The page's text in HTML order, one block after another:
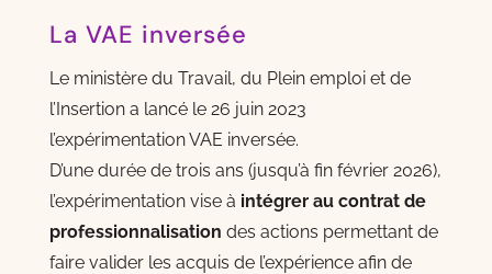
La VAE inversée
Le ministère du Travail, du Plein emploi et de
l’Insertion a lancé le 26 juin 2023
l’expérimentation VAE inversée.
D’une durée de trois ans (jusqu’à fin février 2026),
l’expérimentation vise à intégrer au contrat de
professionnalisation des actions permettant de
faire valider les acquis de l’expérience afin de